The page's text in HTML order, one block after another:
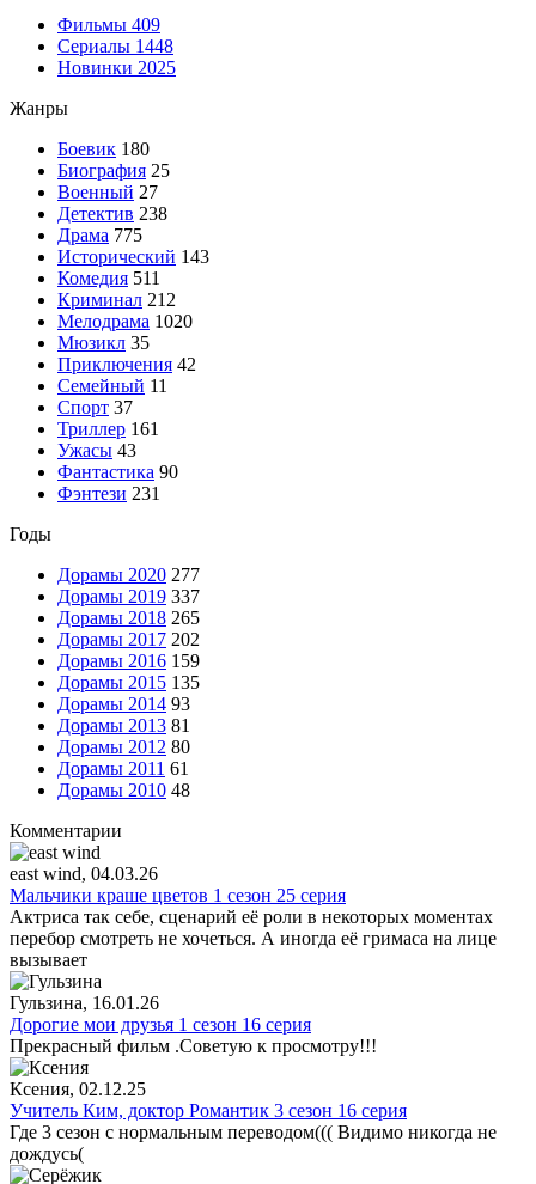
Фильмы 409
Сериалы 1448
Новинки 2025
Жанры
Боевик 180
Биография 25
Военный 27
Детектив 238
Драма 775
Исторический 143
Комедия 511
Криминал 212
Мелодрама 1020
Мюзикл 35
Приключения 42
Семейный 11
Спорт 37
Триллер 161
Ужасы 43
Фантастика 90
Фэнтези 231
Годы
Дорамы 2020 277
Дорамы 2019 337
Дорамы 2018 265
Дорамы 2017 202
Дорамы 2016 159
Дорамы 2015 135
Дорамы 2014 93
Дорамы 2013 81
Дорамы 2012 80
Дорамы 2011 61
Дорамы 2010 48
Комментарии
east wind, 04.03.26
Мальчики краше цветов 1 сезон 25 серия
Актриса так себе, сценарий её роли в некоторых моментах
перебор смотреть не хочеться. А иногда её гримаса на лице
вызывает
Гульзина, 16.01.26
Дорогие мои друзья 1 сезон 16 серия
Прекрасный фильм .Советую к просмотру!!!
Ксения, 02.12.25
Учитель Ким, доктор Романтик 3 сезон 16 серия
Где 3 сезон с нормальным переводом((( Видимо никогда не
дождусь(